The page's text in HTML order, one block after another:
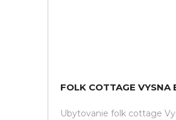
FOLK COTTAGE VYSNA
Ubytovanie folk cottage